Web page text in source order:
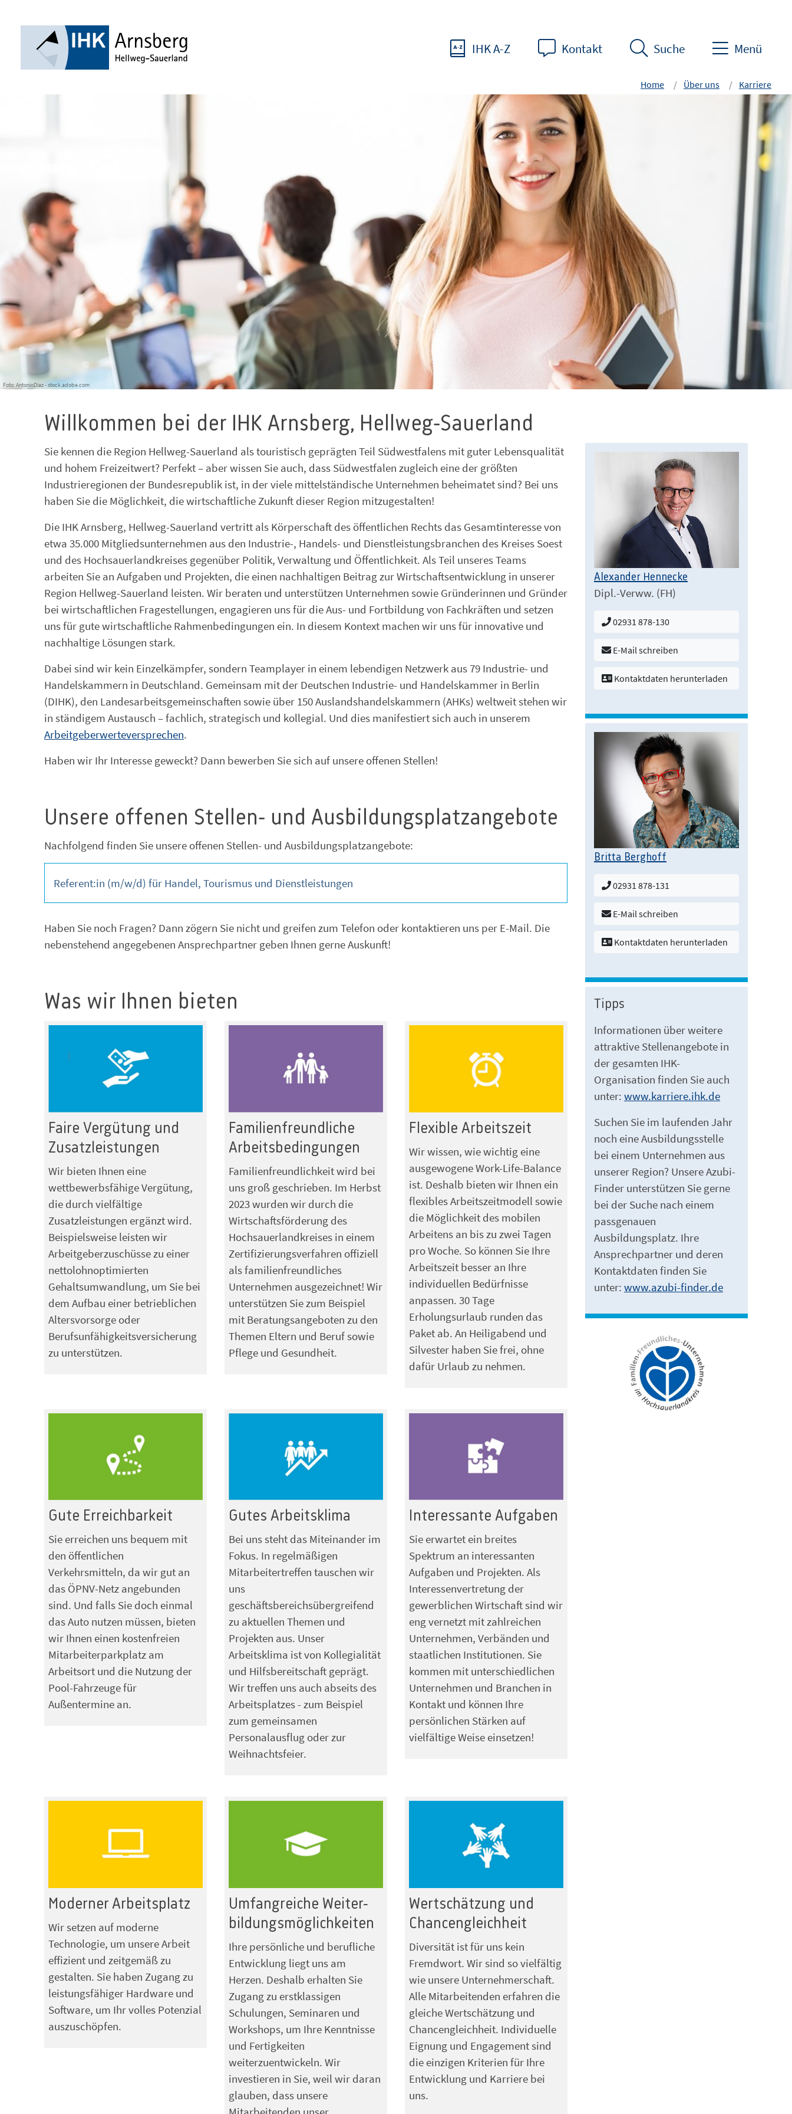
IHK A-Z Kontakt Suche Menü
Home Über uns Karriere
Foto: AntonioDiaz - stock.adobe.com
Willkommen bei der IHK Arnsberg, Hellweg-Sauerland
Sie kennen die Region Hellweg-Sauerland als touristisch geprägten Teil Südwestfalens mit guter Lebensqualität
und hohem Freizeitwert? Perfekt – aber wissen Sie auch, dass Südwestfalen zugleich eine der größten
Industrieregionen der Bundesrepublik ist, in der viele mittelständische Unternehmen beheimatet sind? Bei uns
haben Sie die Möglichkeit, die wirtschaftliche Zukunft dieser Region mitzugestalten!
Die IHK Arnsberg, Hellweg-Sauerland vertritt als Körperschaft des öffentlichen Rechts das Gesamtinteresse von
etwa 35.000 Mitgliedsunternehmen aus den Industrie-, Handels- und Dienstleistungsbranchen des Kreises Soest
und des Hochsauerlandkreises gegenüber Politik, Verwaltung und Öffentlichkeit. Als Teil unseres Teams
arbeiten Sie an Aufgaben und Projekten, die einen nachhaltigen Beitrag zur Wirtschaftsentwicklung in unserer
Region Hellweg-Sauerland leisten. Wir beraten und unterstützen Unternehmen sowie Gründerinnen und Gründer
bei wirtschaftlichen Fragestellungen, engagieren uns für die Aus- und Fortbildung von Fachkräften und setzen
uns für gute wirtschaftliche Rahmenbedingungen ein. In diesem Kontext machen wir uns für innovative und
nachhaltige Lösungen stark.
Dabei sind wir kein Einzelkämpfer, sondern Teamplayer in einem lebendigen Netzwerk aus 79 Industrie- und
Handelskammern in Deutschland. Gemeinsam mit der Deutschen Industrie- und Handelskammer in Berlin
(DIHK), den Landesarbeitsgemeinschaften sowie über 150 Auslandshandelskammern (AHKs) weltweit stehen wir
in ständigem Austausch – fachlich, strategisch und kollegial. Und dies manifestiert sich auch in unserem
Arbeitgeberwerteversprechen.
Haben wir Ihr Interesse geweckt? Dann bewerben Sie sich auf unsere offenen Stellen!
Unsere offenen Stellen- und Ausbildungsplatzangebote
Nachfolgend finden Sie unsere offenen Stellen- und Ausbildungsplatzangebote:
Referent:in (m/w/d) für Handel, Tourismus und Dienstleistungen
Haben Sie noch Fragen? Dann zögern Sie nicht und greifen zum Telefon oder kontaktieren uns per E-Mail. Die
nebenstehend angegebenen Ansprechpartner geben Ihnen gerne Auskunft!
Was wir Ihnen bieten
Faire Vergütung und
Zusatzleistungen
Wir bieten Ihnen eine
wettbewerbsfähige Vergütung,
die durch vielfältige
Zusatzleistungen ergänzt wird.
Beispielsweise leisten wir
Arbeitgeberzuschüsse zu einer
nettolohnoptimierten
Gehaltsumwandlung, um Sie bei
dem Aufbau einer betrieblichen
Altersvorsorge oder
Berufsunfähigkeitsversicherung
zu unterstützen.
Familienfreundliche
Arbeitsbedingungen
Familienfreundlichkeit wird bei
uns groß geschrieben. Im Herbst
2023 wurden wir durch die
Wirtschaftsförderung des
Hochsauerlandkreises in einem
Zertifizierungsverfahren offiziell
als familienfreundliches
Unternehmen ausgezeichnet! Wir
unterstützen Sie zum Beispiel
mit Beratungsangeboten zu den
Themen Eltern und Beruf sowie
Pflege und Gesundheit.
Flexible Arbeitszeit
Wir wissen, wie wichtig eine
ausgewogene Work-Life-Balance
ist. Deshalb bieten wir Ihnen ein
flexibles Arbeitszeitmodell sowie
die Möglichkeit des mobilen
Arbeitens an bis zu zwei Tagen
pro Woche. So können Sie Ihre
Arbeitszeit besser an Ihre
individuellen Bedürfnisse
anpassen. 30 Tage
Erholungsurlaub runden das
Paket ab. An Heiligabend und
Silvester haben Sie frei, ohne
dafür Urlaub zu nehmen.
Gute Erreichbarkeit
Sie erreichen uns bequem mit
den öffentlichen
Verkehrsmitteln, da wir gut an
das ÖPNV-Netz angebunden
sind. Und falls Sie doch einmal
das Auto nutzen müssen, bieten
wir Ihnen einen kostenfreien
Mitarbeiterparkplatz am
Arbeitsort und die Nutzung der
Pool-Fahrzeuge für
Außentermine an.
Gutes Arbeitsklima
Bei uns steht das Miteinander im
Fokus. In regelmäßigen
Mitarbeitertreffen tauschen wir
uns
geschäftsbereichsübergreifend
zu aktuellen Themen und
Projekten aus. Unser
Arbeitsklima ist von Kollegialität
und Hilfsbereitschaft geprägt.
Wir treffen uns auch abseits des
Arbeitsplatzes - zum Beispiel
zum gemeinsamen
Personalausflug oder zur
Weihnachtsfeier.
Interessante Aufgaben
Sie erwartet ein breites
Spektrum an interessanten
Aufgaben und Projekten. Als
Interessenvertretung der
gewerblichen Wirtschaft sind wir
eng vernetzt mit zahlreichen
Unternehmen, Verbänden und
staatlichen Institutionen. Sie
kommen mit unterschiedlichen
Unternehmen und Branchen in
Kontakt und können Ihre
persönlichen Stärken auf
vielfältige Weise einsetzen!
Moderner Arbeitsplatz
Wir setzen auf moderne
Technologie, um unsere Arbeit
effizient und zeitgemäß zu
gestalten. Sie haben Zugang zu
leistungsfähiger Hardware und
Software, um Ihr volles Potenzial
auszuschöpfen.
Umfangreiche Weiter-
bildungsmöglichkeiten
Ihre persönliche und berufliche
Entwicklung liegt uns am
Herzen. Deshalb erhalten Sie
Zugang zu erstklassigen
Schulungen, Seminaren und
Workshops, um Ihre Kenntnisse
und Fertigkeiten
weiterzuentwickeln. Wir
investieren in Sie, weil wir daran
glauben, dass unsere
Wertschätzung und
Chancengleichheit
Diversität ist für uns kein
Fremdwort. Wir sind so vielfältig
wie unsere Unternehmerschaft.
Alle Mitarbeitenden erfahren die
gleiche Wertschätzung und
Chancengleichheit. Individuelle
Eignung und Engagement sind
die einzigen Kriterien für Ihre
Entwicklung und Karriere bei
uns.
Alexander Hennecke
Dipl.-Verww. (FH)
02931 878-130
E-Mail schreiben
Kontaktdaten herunterladen
Britta Berghoff
02931 878-131
E-Mail schreiben
Kontaktdaten herunterladen
Tipps
Informationen über weitere
attraktive Stellenangebote in
der gesamten IHK-
Organisation finden Sie auch
unter: www.karriere.ihk.de
Suchen Sie im laufenden Jahr
noch eine Ausbildungsstelle
bei einem Unternehmen aus
unserer Region? Unsere Azubi-
Finder unterstützen Sie gerne
bei der Suche nach einem
passgenauen
Ausbildungsplatz. Ihre
Ansprechpartner und deren
Kontaktdaten finden Sie
unter: www.azubi-finder.de